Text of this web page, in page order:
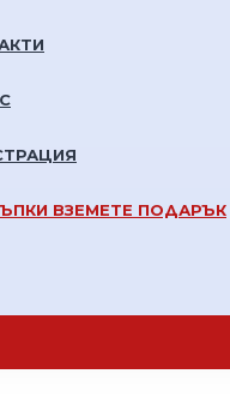
ВЗЕМЕТЕ ПОДАРЪК